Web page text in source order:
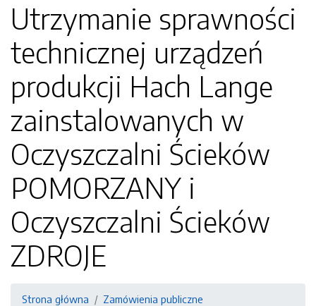
Utrzymanie sprawności
technicznej urządzeń
produkcji Hach Lange
zainstalowanych w
Oczyszczalni Ścieków
POMORZANY i
Oczyszczalni Ścieków
ZDROJE
Strona główna Zamówienia publiczne